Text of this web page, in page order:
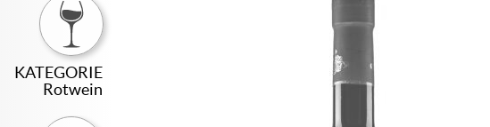
KATEGORIE
Rotwein